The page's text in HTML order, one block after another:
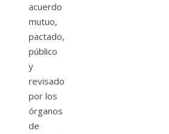
acuerdo
mutuo,
pactado,
público
y
revisado
por los
órganos
de